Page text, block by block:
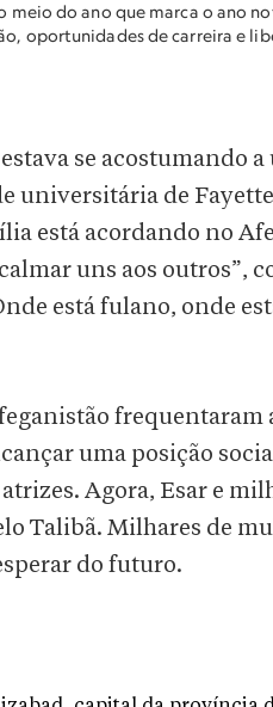
do ano que marca o ano
oportunidades de carreira e
se acostumando
universitária de
está acordando no
uns aos outros”,
está fulano, onde
uma posição
Agora, Esar e
Talibã. Milhares de
do futuro.